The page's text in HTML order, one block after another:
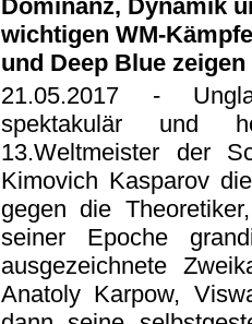
Dominanz, Dynamik
wichtigen WM-
und Deep Blue
21.05.2017 -
spektakulär und
13.Weltmeister der
Kimovich Kasparov
gegen die
seiner Epoche
ausgezeichnete
Anatoly Karpow,